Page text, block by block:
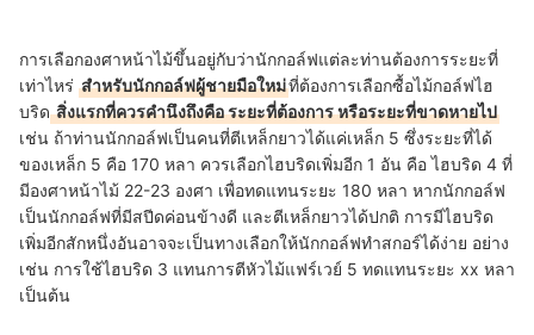
การเลือกองศาหน้าไม้ขึ้นอยู่กับว่านักกอล์ฟแต่ละท่านต้องการระยะที่
เท่าไหร่ สำหรับนักกอล์ฟผู้ชายมือใหม่ที่ต้องการเลือกซื้อไม้กอล์ฟไฮ
บริดสิ่งแรกที่ควรคำนึงถึงคือ ระยะที่ต้องการ หรือระยะที่ขาดหายไป
เช่น ถ้าท่านนักกอล์ฟเป็นคนที่ตีเหล็กยาวได้แค่เหล็ก 5 ซึ่งระยะที่ได้
ของเหล็ก 5 คือ 170 หลา ควรเลือกไฮบริดเพิ่มอีก 1 อัน คือ ไฮบริด 4 ที่
มีองศาหน้าไม้ 22-23 องศา เพื่อทดแทนระยะ 180 หลา หากนักกอล์ฟ
เป็นนักกอล์ฟที่มีสปีดค่อนข้างดี และตีเหล็กยาวได้ปกติ การมีไฮบริด
เพิ่มอีกสักหนึ่งอันอาจจะเป็นทางเลือกให้นักกอล์ฟทำสกอร์ได้ง่าย อย่าง
เช่น การใช้ไฮบริด 3 แทนการตีหัวไม้แฟร์เวย์ 5 ทดแทนระยะ xx หลา
เป็นต้น